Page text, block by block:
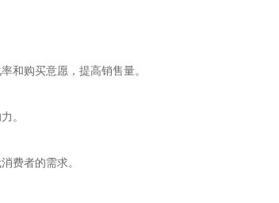
和购买意愿，提高销售量。
。
费者的需求。